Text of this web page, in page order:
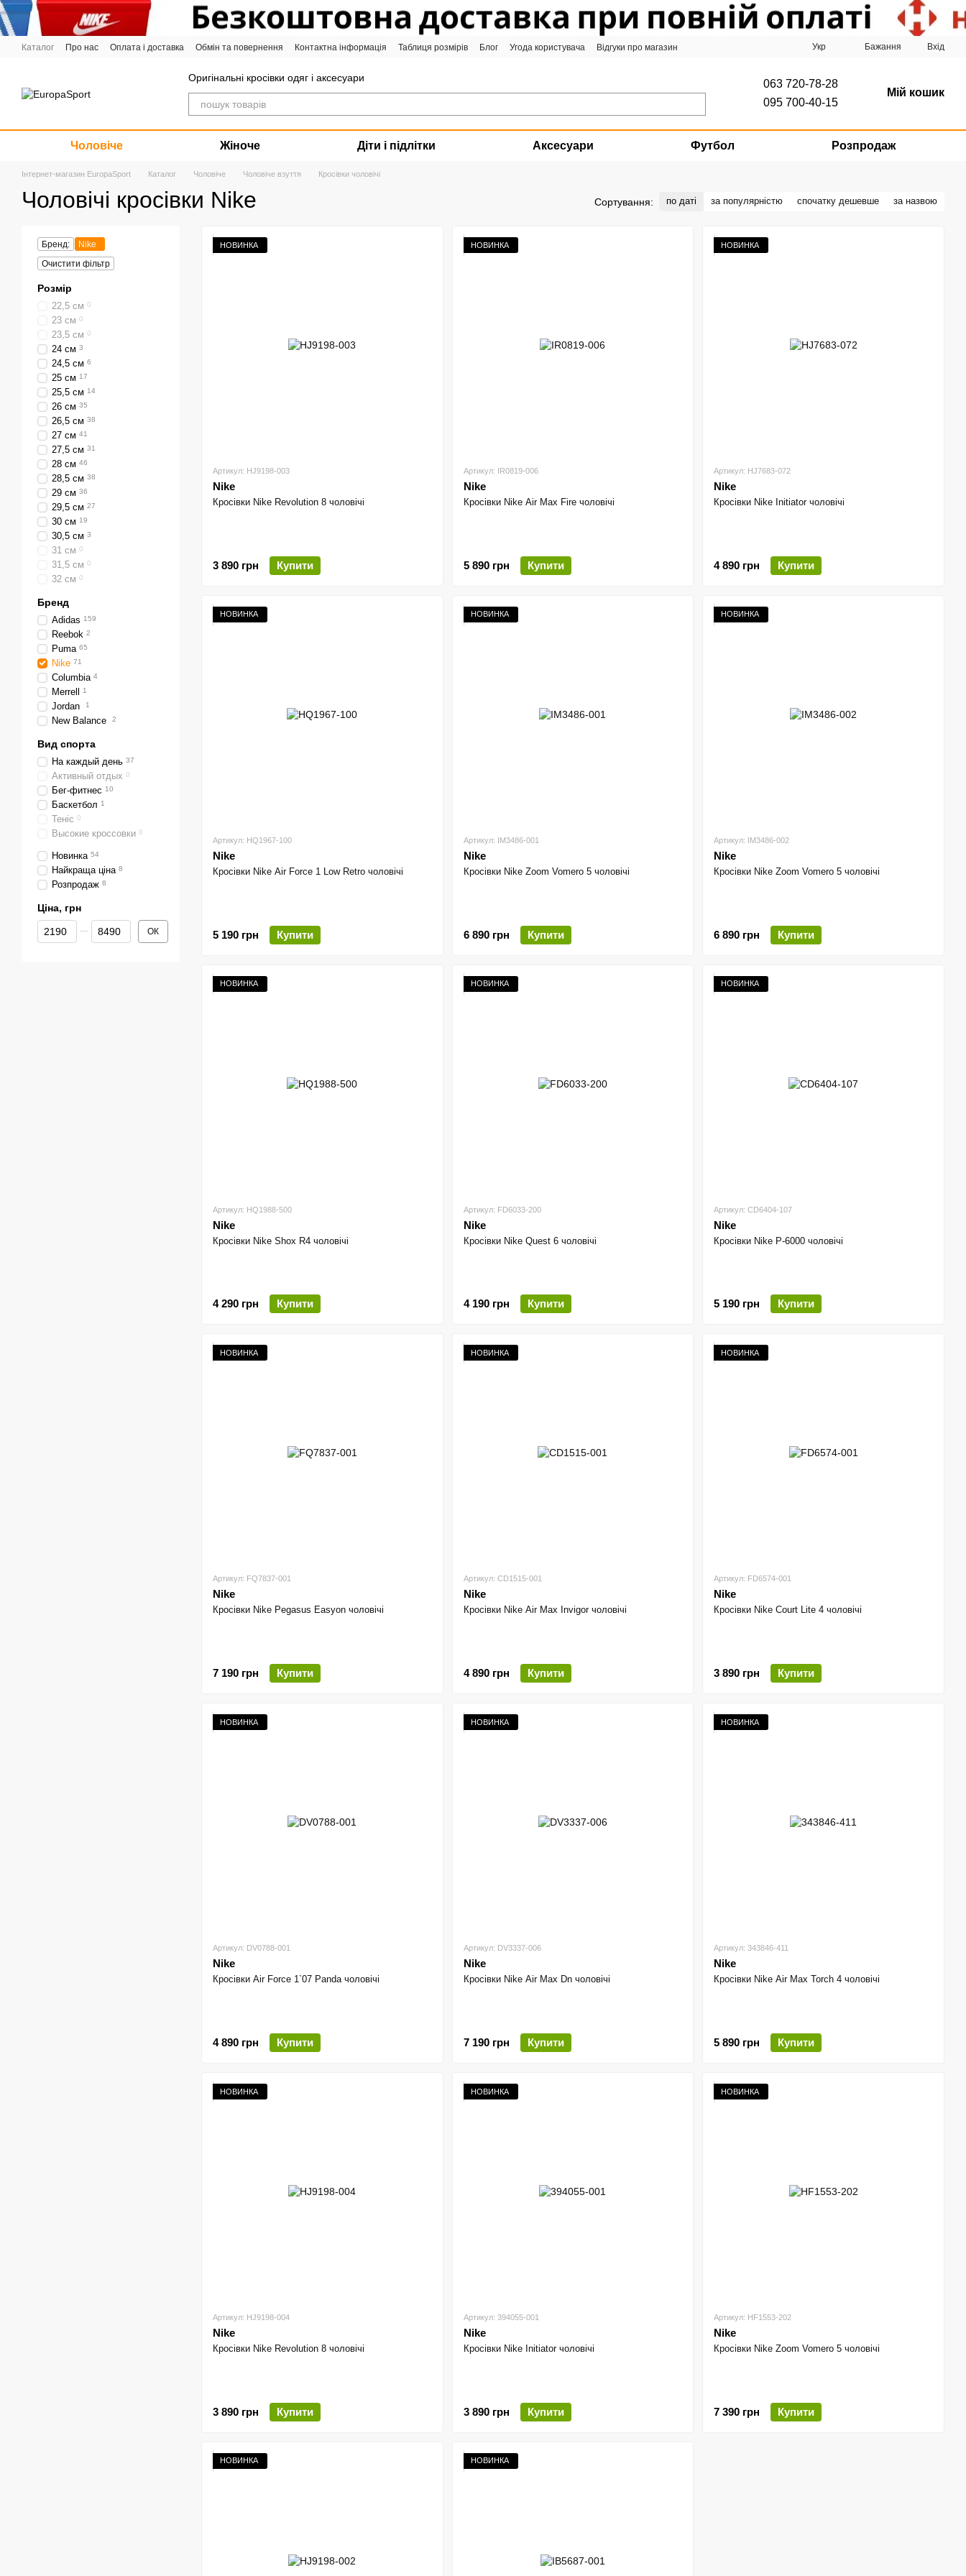
Перейти до основного контенту
Каталог Про нас Оплата і доставка Обмін та повернення Контактна інформація Таблиця розмірів Блог Угода користувача
Відгуки про магазин
Укр Бажання Вхід
Оригінальні кросівки одяг і аксесуари
063 720-78-28
095 700-40-15
Мій кошик
Чоловіче Жіноче Діти і підлітки Аксесуари Футбол Розпродаж
Інтернет-магазин EuropaSport Каталог Чоловіче Чоловіче взуття Кросівки чоловічі
Чоловічі кросівки Nike Сортування: по даті за популярністю спочатку дешевше за назвою
НОВИНКА
Артикул: HJ9198-003
Nike
Кросівки Nike Revolution 8 чоловічі
3 890 грн Купити
НОВИНКА
Артикул: IR0819-006
Nike
Кросівки Nike Air Max Fire чоловічі
5 890 грн Купити
НОВИНКА
Артикул: HJ7683-072
Nike
Кросівки Nike Initiator чоловічі
4 890 грн Купити
НОВИНКА
Артикул: HQ1967-100
Nike
Кросівки Nike Air Force 1 Low Retro чоловічі
5 190 грн Купити
НОВИНКА
Артикул: IM3486-001
Nike
Кросівки Nike Zoom Vomero 5 чоловічі
6 890 грн Купити
НОВИНКА
Артикул: IM3486-002
Nike
Кросівки Nike Zoom Vomero 5 чоловічі
6 890 грн Купити
НОВИНКА
Артикул: HQ1988-500
Nike
Кросівки Nike Shox R4 чоловічі
4 290 грн Купити
НОВИНКА
Артикул: FD6033-200
Nike
Кросівки Nike Quest 6 чоловічі
4 190 грн Купити
НОВИНКА
Артикул: CD6404-107
Nike
Кросівки Nike P-6000 чоловічі
5 190 грн Купити
НОВИНКА
Артикул: FQ7837-001
Nike
Кросівки Nike Pegasus Easyon чоловічі
7 190 грн Купити
НОВИНКА
Артикул: CD1515-001
Nike
Кросівки Nike Air Max Invigor чоловічі
4 890 грн Купити
НОВИНКА
Артикул: FD6574-001
Nike
Кросівки Nike Court Lite 4 чоловічі
3 890 грн Купити
НОВИНКА
Артикул: DV0788-001
Nike
Кросівки Air Force 1`07 Panda чоловічі
4 890 грн Купити
НОВИНКА
Артикул: DV3337-006
Nike
Кросівки Nike Air Max Dn чоловічі
7 190 грн Купити
НОВИНКА
Артикул: 343846-411
Nike
Кросівки Nike Air Max Torch 4 чоловічі
5 890 грн Купити
НОВИНКА
Артикул: HJ9198-004
Nike
Кросівки Nike Revolution 8 чоловічі
3 890 грн Купити
НОВИНКА
Артикул: 394055-001
Nike
Кросівки Nike Initiator чоловічі
3 890 грн Купити
НОВИНКА
Артикул: HF1553-202
Nike
Кросівки Nike Zoom Vomero 5 чоловічі
7 390 грн Купити
НОВИНКА НОВИНКА
Бренд:
Nike
Очистити фільтр
Розмір
22,5 см 0
23 см 0
23,5 см 0
24 см 3
24,5 см 6
25 см 17
25,5 см 14
26 см 35
26,5 см 38
27 см 41
27,5 см 31
28 см 46
28,5 см 38
29 см 36
29,5 см 27
30 см 19
30,5 см 3
31 см 0
31,5 см 0
32 см 0
Бренд
Adidas 159
Reebok 2
Puma 65
Nike 71
Columbia 4
Merrell 1
Jordan 1
New Balance 2
Вид спорта
На каждый день 37
Активный отдых 0
Бег-фитнес 10
Баскетбол 1
Теніс 0
Высокие кроссовки 0
Новинка 54
Найкраща ціна 8
Розпродаж 8
Ціна, грн
Від Ціна, грн
До Ціна, грн ОК